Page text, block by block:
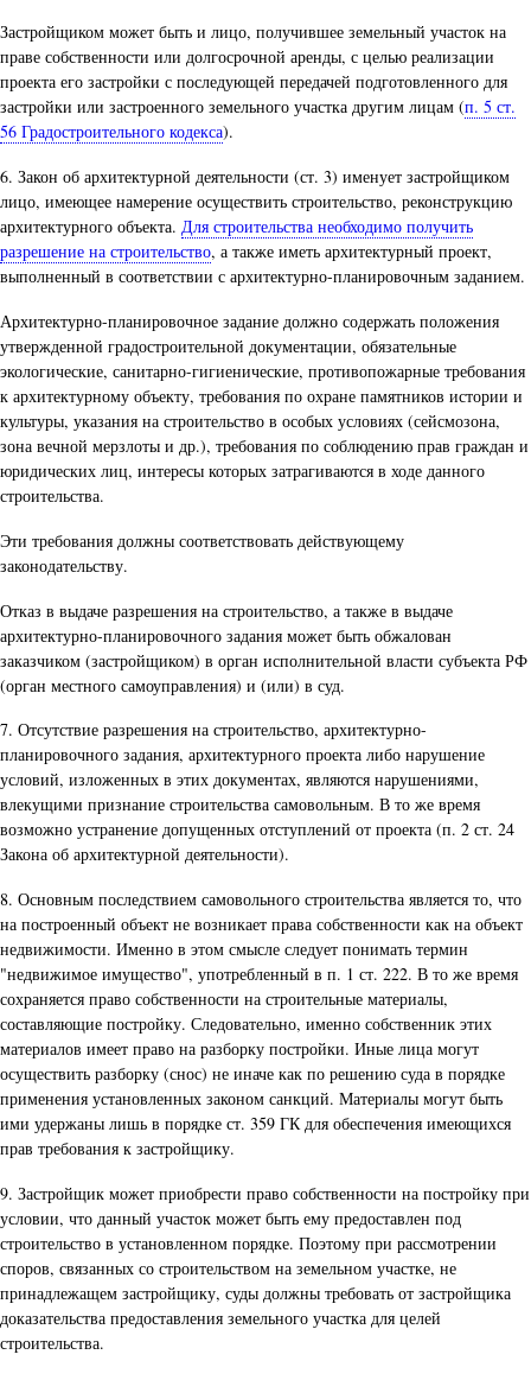
Застройщиком может быть и лицо, получившее земельный участок на
праве собственности или долгосрочной аренды, с целью реализации
проекта его застройки с последующей передачей подготовленного для
застройки или застроенного земельного участка другим лицам (п. 5 ст.
56 Градостроительного кодекса).
6. Закон об архитектурной деятельности (ст. 3) именует застройщиком
лицо, имеющее намерение осуществить строительство, реконструкцию
архитектурного объекта. Для строительства необходимо получить
разрешение на строительство, а также иметь архитектурный проект,
выполненный в соответствии с архитектурно-планировочным заданием.
Архитектурно-планировочное задание должно содержать положения
утвержденной градостроительной документации, обязательные
экологические, санитарно-гигиенические, противопожарные требования
к архитектурному объекту, требования по охране памятников истории и
культуры, указания на строительство в особых условиях (сейсмозона,
зона вечной мерзлоты и др.), требования по соблюдению прав граждан и
юридических лиц, интересы которых затрагиваются в ходе данного
строительства.
Эти требования должны соответствовать действующему
законодательству.
Отказ в выдаче разрешения на строительство, а также в выдаче
архитектурно-планировочного задания может быть обжалован
заказчиком (застройщиком) в орган исполнительной власти субъекта РФ
(орган местного самоуправления) и (или) в суд.
7. Отсутствие разрешения на строительство, архитектурно-
планировочного задания, архитектурного проекта либо нарушение
условий, изложенных в этих документах, являются нарушениями,
влекущими признание строительства самовольным. В то же время
возможно устранение допущенных отступлений от проекта (п. 2 ст. 24
Закона об архитектурной деятельности).
8. Основным последствием самовольного строительства является то, что
на построенный объект не возникает права собственности как на объект
недвижимости. Именно в этом смысле следует понимать термин
"недвижимое имущество", употребленный в п. 1 ст. 222. В то же время
сохраняется право собственности на строительные материалы,
составляющие постройку. Следовательно, именно собственник этих
материалов имеет право на разборку постройки. Иные лица могут
осуществить разборку (снос) не иначе как по решению суда в порядке
применения установленных законом санкций. Материалы могут быть
ими удержаны лишь в порядке ст. 359 ГК для обеспечения имеющихся
прав требования к застройщику.
9. Застройщик может приобрести право собственности на постройку при
условии, что данный участок может быть ему предоставлен под
строительство в установленном порядке. Поэтому при рассмотрении
споров, связанных со строительством на земельном участке, не
принадлежащем застройщику, суды должны требовать от застройщика
доказательства предоставления земельного участка для целей
строительства.